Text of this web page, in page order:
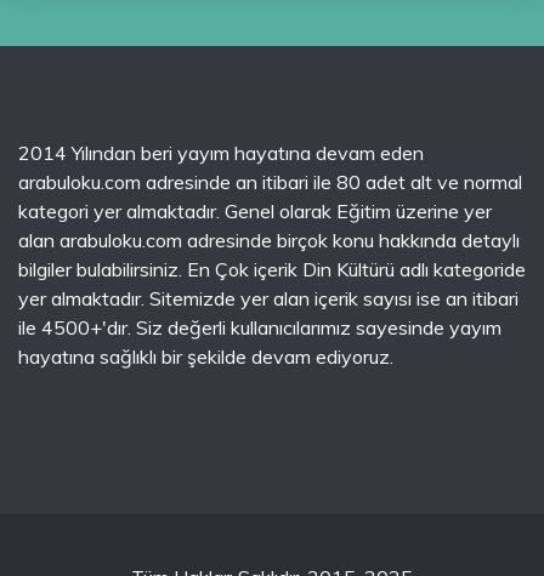
2014 Yılından beri yayım hayatına devam eden
arabuloku.com adresinde an itibari ile 80 adet alt ve normal
kategori yer almaktadır. Genel olarak Eğitim üzerine yer
alan arabuloku.com adresinde birçok konu hakkında detaylı
bilgiler bulabilirsiniz. En Çok içerik Din Kültürü adlı kategoride
yer almaktadır. Sitemizde yer alan içerik sayısı ise an itibari
ile 4500+'dır. Siz değerli kullanıcılarımız sayesinde yayım
hayatına sağlıklı bir şekilde devam ediyoruz.